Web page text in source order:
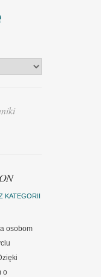
KATEGORII
osobom
o